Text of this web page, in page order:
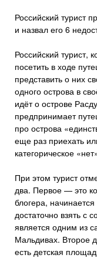
Российский турист
и назвал его 6
Российский турист,
посетить в ходе
представить о них
одного острова в
идёт о острове
предпринимает
про острова
еще раз приехать
категорическое
При этом турист
два. Первое — это
блогера,
достаточно взять с
является одним из
Мальдивах. Второе
есть детская